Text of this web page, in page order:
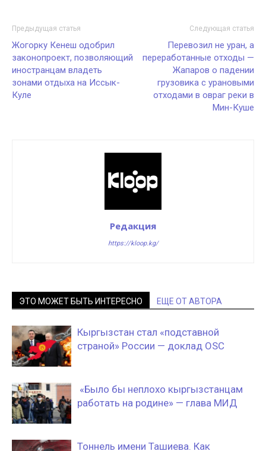
Предыдущая статья
Жогорку Кенеш одобрил
законопроект, позволяющий
иностранцам владеть
зонами отдыха на Иссык-
Куле
Следующая статья
Перевозил не уран, а
переработанные отходы —
Жапаров о падении
грузовика с урановыми
отходами в овраг реки в
Мин-Куше
Редакция
https://kloop.kg/
ЭТО МОЖЕТ БЫТЬ ИНТЕРЕСНО ЕЩЕ ОТ АВТОРА
Кыргызстан стал «подставной
страной» России — доклад OSC
«Было бы неплохо кыргызстанцам
работать на родине» — глава МИД
Тоннель имени Ташиева. Как